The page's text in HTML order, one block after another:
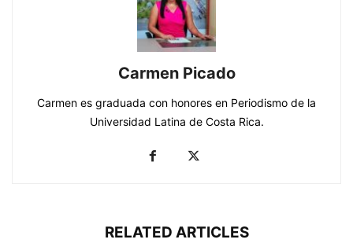
Carmen Picado
Carmen es graduada con honores en Periodismo de la
Universidad Latina de Costa Rica.
RELATED ARTICLES